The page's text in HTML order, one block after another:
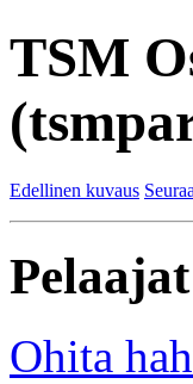
TSM
Edellinen kuvaus
Ohita